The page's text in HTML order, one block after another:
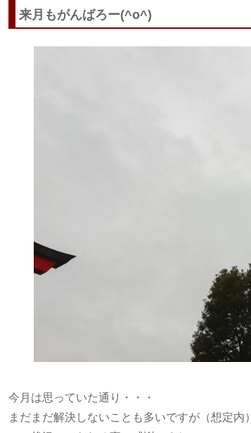
来月もがんばろー(^o^)
今月は思っていた通り・・・
まだまだ解決しないことも多いですが（想定内）